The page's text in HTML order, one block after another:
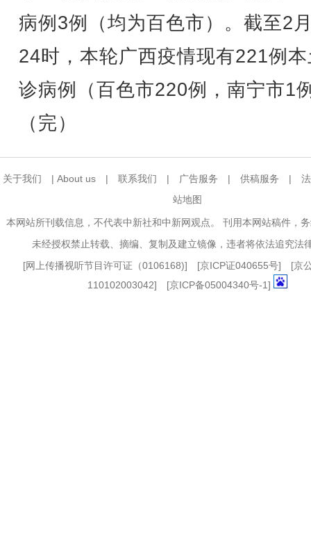
病例3例（均为百色市）。截至2
24时，本轮广西疫情现有221例
诊病例（百色市220例，南宁市1
（完）
关于我们 | About us | 联系我们 | 广告服务 | 供稿服务 |
站地图
本网站所刊载信息，不代表中新社和中新网观点。 刊用本网站稿件，
未经授权禁止转载、摘编、复制及建立镜像，违者将依法追究法
[网上传播视听节目许可证（0106168)] [京ICP证040655号] [京
110102003042] [京ICP备05004340号-1]